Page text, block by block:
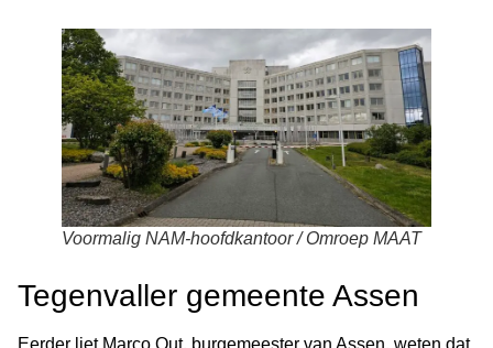
Voormalig NAM-hoofdkantoor / Omroep MAAT
Tegenvaller gemeente Assen